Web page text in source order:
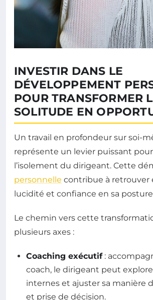
INVESTIR DANS LE
DÉVELOPPEMENT
POUR TRANSFORMER
SOLITUDE EN
Un travail en profondeur sur soi-
représente un levier puissant
l’isolement du dirigeant. Cette
personnelle contribue à retrouver
lucidité et confiance en sa
Le chemin vers cette
plusieurs axes :
Coaching exécutif:
coach, le dirigeant peut
internes et ajuster sa manière
et prise de décision.